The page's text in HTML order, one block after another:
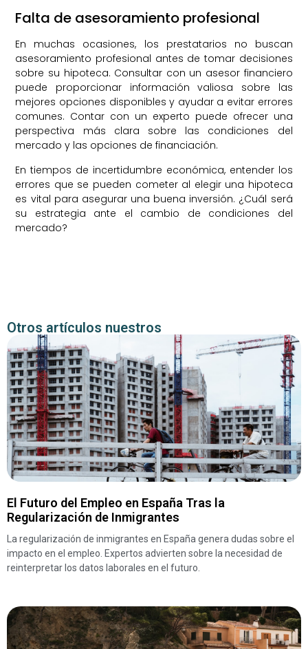
Falta de asesoramiento profesional
En muchas ocasiones, los prestatarios no buscan
asesoramiento profesional antes de tomar decisiones
sobre su hipoteca. Consultar con un asesor financiero
puede proporcionar información valiosa sobre las
mejores opciones disponibles y ayudar a evitar errores
comunes. Contar con un experto puede ofrecer una
perspectiva más clara sobre las condiciones del
mercado y las opciones de financiación.
En tiempos de incertidumbre económica, entender los
errores que se pueden cometer al elegir una hipoteca
es vital para asegurar una buena inversión. ¿Cuál será
su estrategia ante el cambio de condiciones del
mercado?
Otros artículos nuestros
El Futuro del Empleo en España Tras la
Regularización de Inmigrantes
La regularización de inmigrantes en España genera dudas sobre el
impacto en el empleo. Expertos advierten sobre la necesidad de
reinterpretar los datos laborales en el futuro.